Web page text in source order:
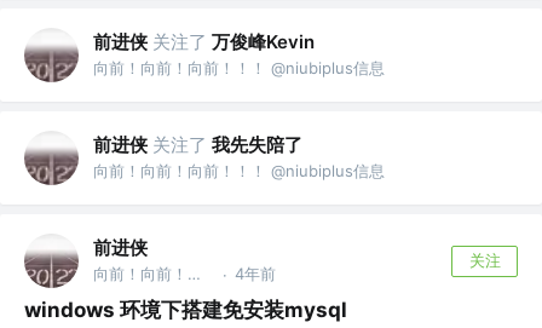
前进侠 关注了 万俊峰Kevin
向前！向前！向前！！！ @niubiplus信息
前进侠 关注了 我先失陪了
向前！向前！向前！！！ @niubiplus信息
前进侠
向前！向前！向前！！！ @niubiplus信息 · 4年前
关注
windows 环境下搭建免安装mysql